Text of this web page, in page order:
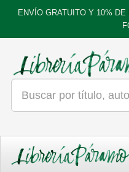
ENVÍO GRATUITO Y 10%